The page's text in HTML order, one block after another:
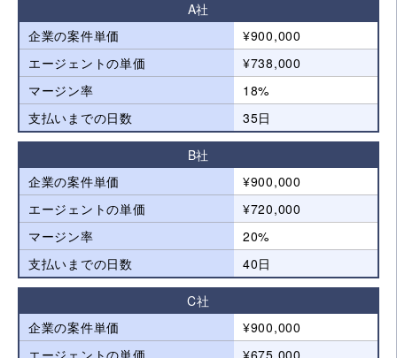
A社
企業の案件単価
¥900,000
エージェントの単価
¥738,000
マージン率
18%
支払いまでの日数
35日
B社
企業の案件単価
¥900,000
エージェントの単価
¥720,000
マージン率
20%
支払いまでの日数
40日
C社
企業の案件単価
¥900,000
エージェントの単価
¥675,000